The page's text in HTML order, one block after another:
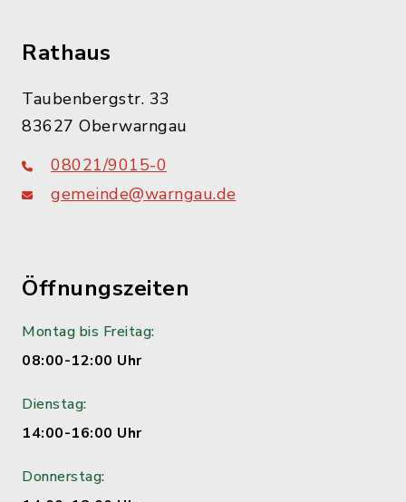
Rathaus
Taubenbergstr. 33
83627 Oberwarngau
08021/9015-0
gemeinde@warngau.de
Öffnungszeiten
Montag bis Freitag:
08:00-12:00 Uhr
Dienstag:
14:00-16:00 Uhr
Donnerstag: